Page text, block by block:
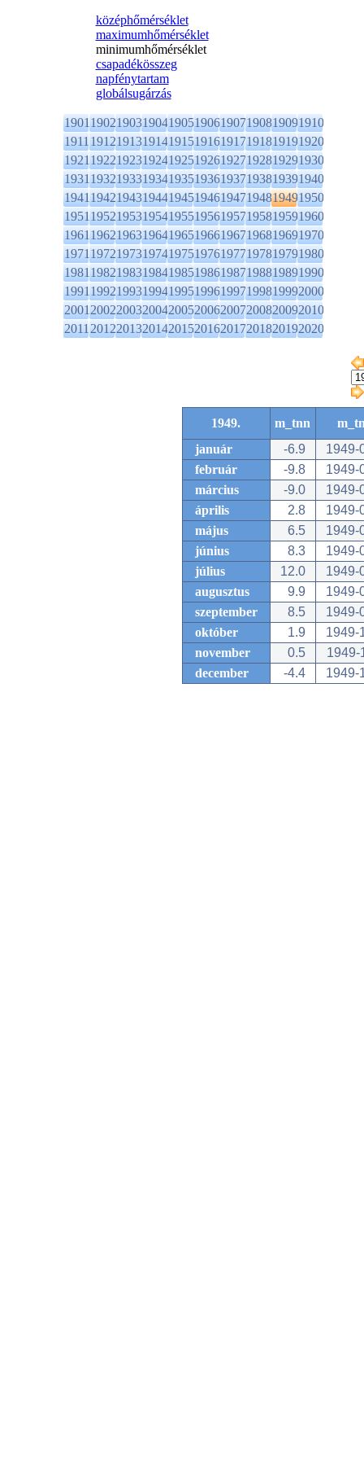
középhőmérséklet
maximumhőmérséklet
minimumhőmérséklet
csapadékösszeg
napfénytartam
globálsugárzás
1901190219031904190519061907190819091910
1911191219131914191519161917191819191920
1921192219231924192519261927192819291930
1931193219331934193519361937193819391940
1941194219431944194519461947194819491950
1951195219531954195519561957195819591960
1961196219631964196519661967196819691970
1971197219731974197519761977197819791980
1981198219831984198519861987198819891990
1991199219931994199519961997199819992000
2001200220032004200520062007200820092010
2011201220132014201520162017201820192020
1949. m_tnn
január
-6.9
1949-
február
-9.8
1949-
március
-9.0
1949-
április
2.8
1949-
május
6.5
1949-
június
8.3
1949-
július
12.0
1949-
augusztus
9.9
1949-
szeptember
8.5
1949-
október
1.9
1949-
november
0.5
1949-
december
-4.4 1949-